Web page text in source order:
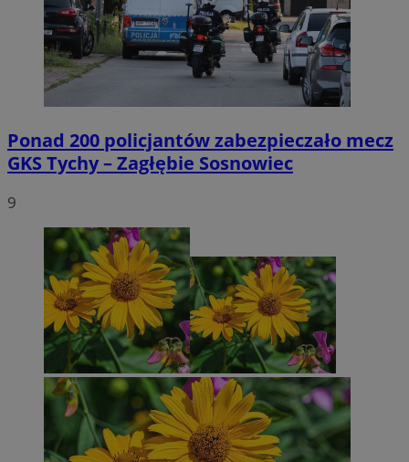
Ponad 200 policjantów zabezpieczało mecz
GKS Tychy – Zagłębie Sosnowiec
9